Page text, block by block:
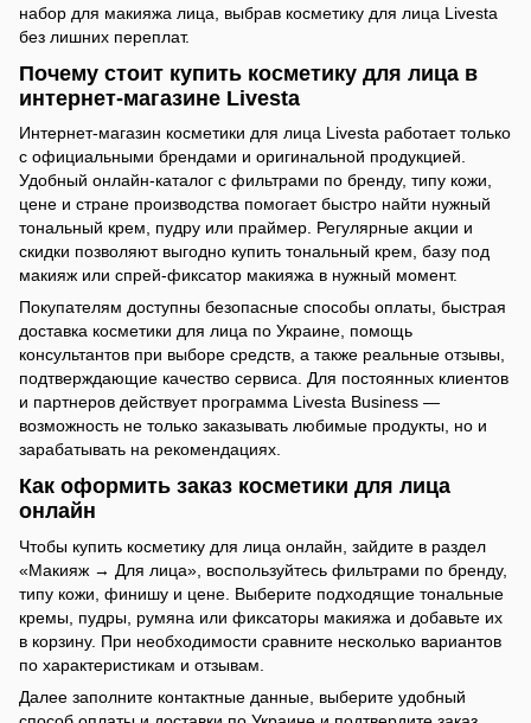
набор для макияжа лица, выбрав косметику для лица Livesta
без лишних переплат.
Почему стоит купить косметику для лица в
интернет-магазине Livesta
Интернет-магазин косметики для лица Livesta работает только
с официальными брендами и оригинальной продукцией.
Удобный онлайн-каталог с фильтрами по бренду, типу кожи,
цене и стране производства помогает быстро найти нужный
тональный крем, пудру или праймер. Регулярные акции и
скидки позволяют выгодно купить тональный крем, базу под
макияж или спрей-фиксатор макияжа в нужный момент.
Покупателям доступны безопасные способы оплаты, быстрая
доставка косметики для лица по Украине, помощь
консультантов при выборе средств, а также реальные отзывы,
подтверждающие качество сервиса. Для постоянных клиентов
и партнеров действует программа Livesta Business —
возможность не только заказывать любимые продукты, но и
зарабатывать на рекомендациях.
Как оформить заказ косметики для лица
онлайн
Чтобы купить косметику для лица онлайн, зайдите в раздел
«Макияж → Для лица», воспользуйтесь фильтрами по бренду,
типу кожи, финишу и цене. Выберите подходящие тональные
кремы, пудры, румяна или фиксаторы макияжа и добавьте их
в корзину. При необходимости сравните несколько вариантов
по характеристикам и отзывам.
Далее заполните контактные данные, выберите удобный